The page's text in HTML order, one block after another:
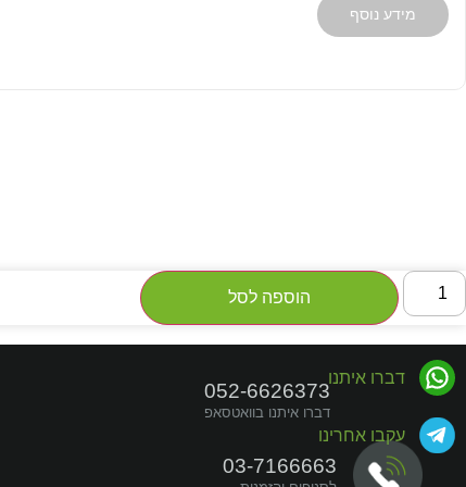
מידע נוסף
כמות
של
מרבד
יח'
צמר
סלעים
36X36X40
מ''מ
הוספה לסל
דברו איתנו
עקבו אחרינו
052-6626373
דברו איתנו בוואטסאפ
03-7166663